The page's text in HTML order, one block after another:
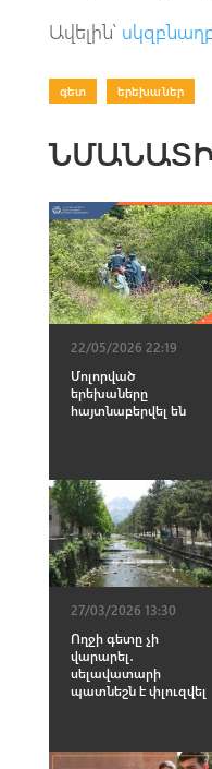
Ավելին՝
գետ երեխաներ
22/05/2026 22:19
Մոլորված
երեխաները
հայտնաբերվել են
27/03/2026 13:30
Ողջի գետը չի
վարարել․
սելավատարի
պատնեշն է փլուզվել